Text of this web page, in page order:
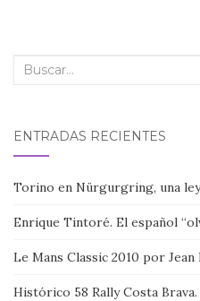
Buscar:
ENTRADAS RECIENTES
Torino en Nürgurgring, una
Enrique Tintoré. El español
Le Mans Classic 2010 por Jean
Histórico 58 Rally Costa